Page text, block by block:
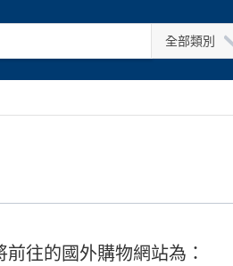
全部類別
前往的國外購物網站為：